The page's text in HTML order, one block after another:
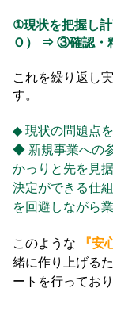
①現状を把握し
Ｏ） ⇒ ③確認・
これを繰り返し
す。
◆ 現状の問題点
◆ 新規事業への
かっりと先を見
決定ができる仕
を回避しながら
このような 『安
緒に作り上げる
ートを行っており